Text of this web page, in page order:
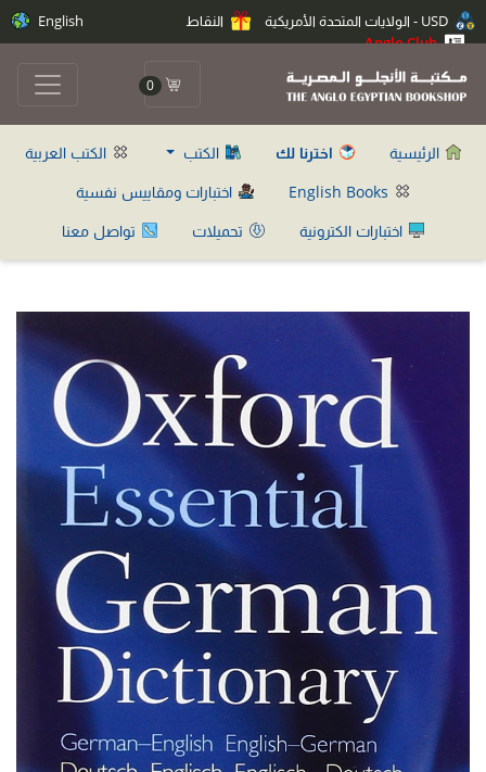
النقاط
Anglo Club
English
0
الرئيسية اخترنا لك الكتب
الكتب العربية
اختبارات ومقاييس نفسية
اختبارات الكترونية
تحميلات تواصل معنا